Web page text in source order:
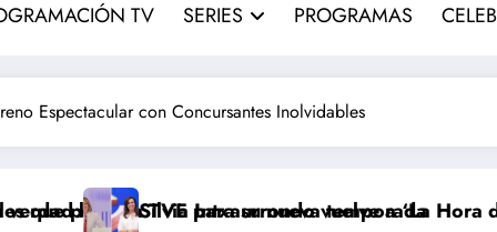
TV SERIES PROGRAMAS
Espectacular con Concursantes Inolvidables
para su nueva temporada
Intxaurrondo vuelve a ‘La Hora de La 1’ y AidaAdiós